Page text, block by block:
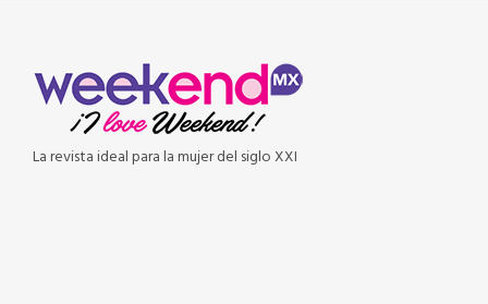
La revista ideal para la mujer del siglo XXI